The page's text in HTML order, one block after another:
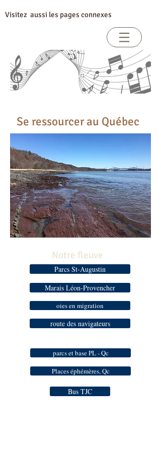
Visitez aussi les pages connexes
Index par sujet
Se ressourcer au Québec
Notre fleuve
Parcs St-Augustin
Marais Léon-Provencher
oies en migration
route des navigateurs
parcs et base PL - Qc
Places éphémères, Qc
Bus TJC